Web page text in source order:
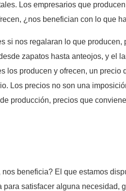
Los empresarios que
¿nos benefician con lo que
si nos regalaran lo que producen,
zapatos hasta anteojos, y el
los producen y ofrecen, un precio
Los precios no son una
producción, precios que
beneficia? El que estamos
satisfacer alguna necesidad,